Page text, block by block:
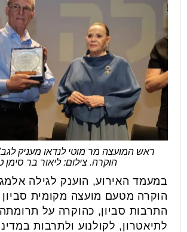
ראש המועצה מר מוטי לנדאו מעניק
הוקרה. צילום: ליאור בר סימן
במעמד האירוע, הוענק לגילה
הוקרה מטעם מועצה מקומית סביון
התרבות סביון, כהוקרה על
לתיאטרון, לקולנוע ולתרבות